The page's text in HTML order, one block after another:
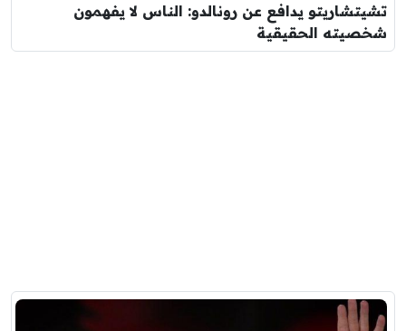
تشيتشاريتو يدافع عن رونالدو: الناس لا يفهمون
شخصيته الحقيقية